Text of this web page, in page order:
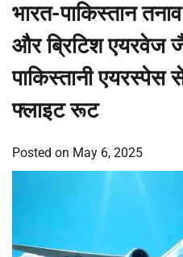
भारत-पाकिस्तान
और ब्रिटिश एयरवेज
पाकिस्तानी
फ्लाइट रूट
Posted on May 6, 2025